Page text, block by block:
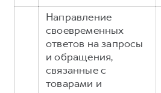
АКСЕССУАРЫ HAVAL
Автомобильные аксессуары
Коллекция PRO
Коллекция Базовая
Автомобильные аксессуары
Коллекция PRO
Коллекция Базовая
Коллекция Детская
Направление
своевременных
ответов на запросы
и обращения,
связанные с
товарами и